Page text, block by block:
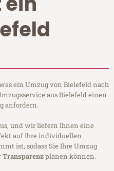
ein Umzug von Bielefeld nach
aus Bielefeld einen
anfordern.
und wir liefern Ihnen eine
auf Ihre individuellen
ist, sodass Sie Ihre Umzug
Transparenzplanen können.